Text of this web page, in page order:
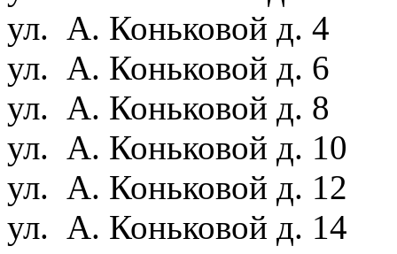
ул. А. Коньковой д. 4
ул. А. Коньковой д. 6
ул. А. Коньковой д. 8
ул. А. Коньковой д. 10
ул. А. Коньковой д. 12
ул. А. Коньковой д. 14